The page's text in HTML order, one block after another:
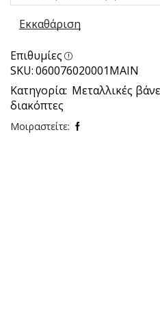
Εκκαθάριση
Επιθυμίες
SKU:060076020001ΜΑΙΝ
Κατηγορία: Μεταλλικές
διακόπτες
Μοιραστείτε: